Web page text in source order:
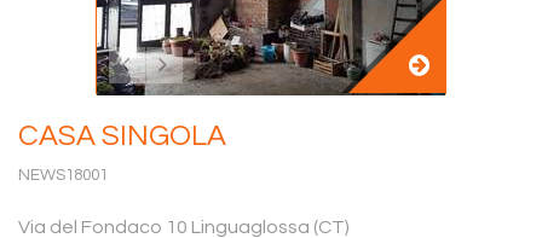
CASA SINGOLA
NEWS18001
Via del Fondaco 10 Linguaglossa (CT)